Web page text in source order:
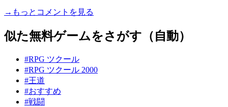
→もっとコメントを見る
似た無料ゲームをさがす（自動）
#RPG ツクール
#RPG ツクール 2000
#王道
#おすすめ
#戦闘